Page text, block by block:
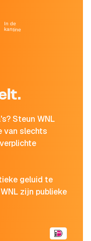
Steun WNL
van slechts
geluid te
zijn publieke
In de
kantine